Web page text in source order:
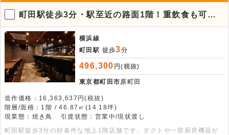
町田駅徒歩3分・駅至近の路面1階！重飲食も可能
な店舗物件
横浜線
町田駅 徒歩3分
496,300 円(税抜)
東京都町田市原町田
造作価格：16,363,637円(税抜)
階層/面積：1階 / 46.87㎡(14.18坪)
現業態：焼き鳥
引渡状態：営業中/現状渡し
町田駅徒歩3分の好条件な地上1階店舗です。ダクトや一部厨房機器が